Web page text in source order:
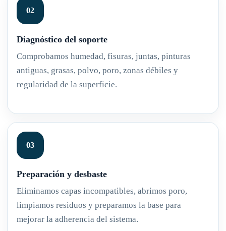
Diagnóstico del soporte
Comprobamos humedad, fisuras, juntas, pinturas
antiguas, grasas, polvo, poro, zonas débiles y
regularidad de la superficie.
Preparación y desbaste
Eliminamos capas incompatibles, abrimos poro,
limpiamos residuos y preparamos la base para
mejorar la adherencia del sistema.